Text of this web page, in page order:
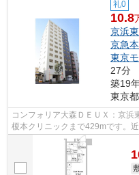
礼0
10.8
京浜
京急
東京
27分
築19
東京都
コンフォリア大森ＤＥＵＸ：京浜
榎本クリニックまで429mです。
じて駅を選べる物件です。造りと